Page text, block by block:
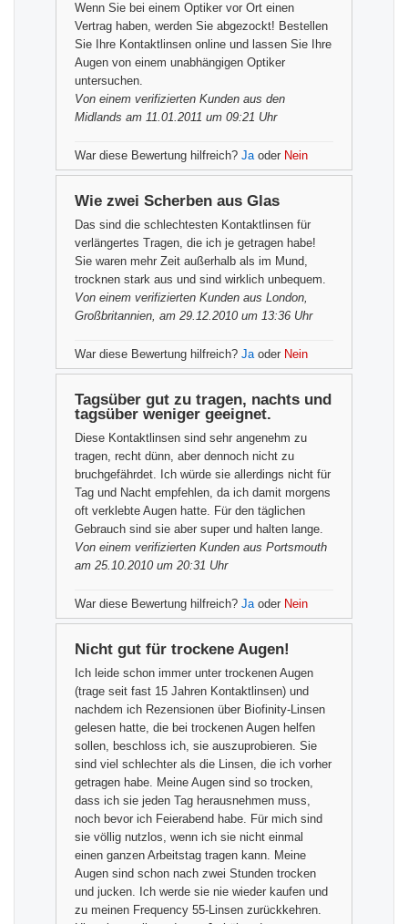
Wenn Sie bei einem Optiker vor Ort einen
Vertrag haben, werden Sie abgezockt! Bestellen
Sie Ihre Kontaktlinsen online und lassen Sie Ihre
Augen von einem unabhängigen Optiker
untersuchen.
Von einem verifizierten Kunden aus den
Midlands am 11.01.2011 um 09:21 Uhr
War diese Bewertung hilfreich? Jaoder Nein
Wie zwei Scherben aus Glas
Das sind die schlechtesten Kontaktlinsen für
verlängertes Tragen, die ich je getragen habe!
Sie waren mehr Zeit außerhalb als im Mund,
trocknen stark aus und sind wirklich unbequem.
Von einem verifizierten Kunden aus London,
Großbritannien, am 29.12.2010 um 13:36 Uhr
War diese Bewertung hilfreich? Jaoder Nein
Tagsüber gut zu tragen, nachts und
tagsüber weniger geeignet.
Diese Kontaktlinsen sind sehr angenehm zu
tragen, recht dünn, aber dennoch nicht zu
bruchgefährdet. Ich würde sie allerdings nicht für
Tag und Nacht empfehlen, da ich damit morgens
oft verklebte Augen hatte. Für den täglichen
Gebrauch sind sie aber super und halten lange.
Von einem verifizierten Kunden aus Portsmouth
am 25.10.2010 um 20:31 Uhr
War diese Bewertung hilfreich? Jaoder Nein
Nicht gut für trockene Augen!
Ich leide schon immer unter trockenen Augen
(trage seit fast 15 Jahren Kontaktlinsen) und
nachdem ich Rezensionen über Biofinity-Linsen
gelesen hatte, die bei trockenen Augen helfen
sollen, beschloss ich, sie auszuprobieren. Sie
sind viel schlechter als die Linsen, die ich vorher
getragen habe. Meine Augen sind so trocken,
dass ich sie jeden Tag herausnehmen muss,
noch bevor ich Feierabend habe. Für mich sind
sie völlig nutzlos, wenn ich sie nicht einmal
einen ganzen Arbeitstag tragen kann. Meine
Augen sind schon nach zwei Stunden trocken
und jucken. Ich werde sie nie wieder kaufen und
zu meinen Frequency 55-Linsen zurückkehren.